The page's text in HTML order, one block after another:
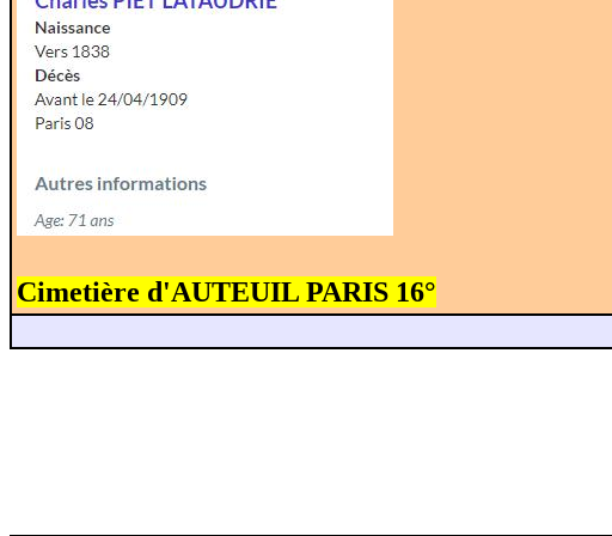
Cimetière d'AUTEUIL PARIS 16°